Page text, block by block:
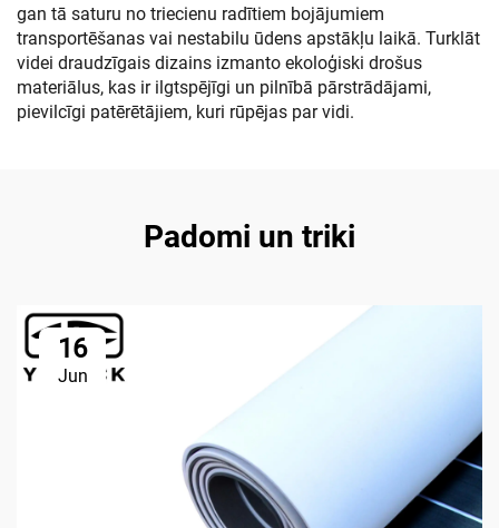
gan tā saturu no triecienu radītiem bojājumiem
transportēšanas vai nestabilu ūdens apstākļu laikā. Turklāt
videi draudzīgais dizains izmanto ekoloģiski drošus
materiālus, kas ir ilgtspējīgi un pilnībā pārstrādājami,
pievilcīgi patērētājiem, kuri rūpējas par vidi.
Padomi un triki
16
Jun